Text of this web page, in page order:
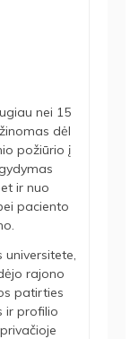
nei 15
dėl
požiūrio į
ir nuo
paciento
universitete,
rajono
patirties
ir profilio